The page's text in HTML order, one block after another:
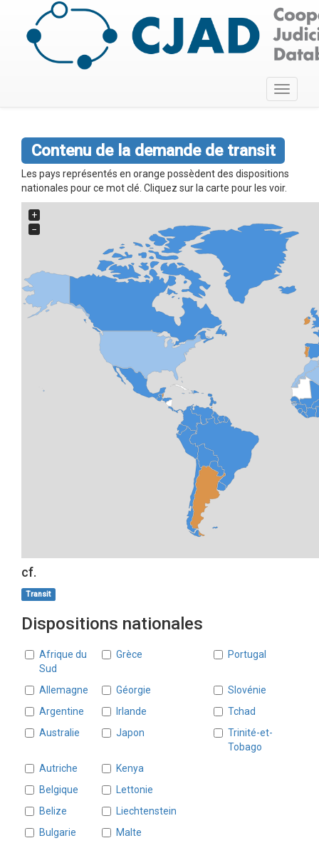
Toggle
Contenu de la demande de transit
Les pays représentés en orange possèdent des dispositions
nationales pour ce mot clé. Cliquez sur la carte pour les voir.
+
−
cf.
Transit
Dispositions nationales
Afrique du
Sud
Grèce Portugal
Allemagne Géorgie
Slovénie
Argentine
Irlande
Tchad
Australie
Japon
Trinité-et-
Tobago
Autriche
Kenya
Belgique
Lettonie
Belize
Liechtenstein
Bulgarie
Malte